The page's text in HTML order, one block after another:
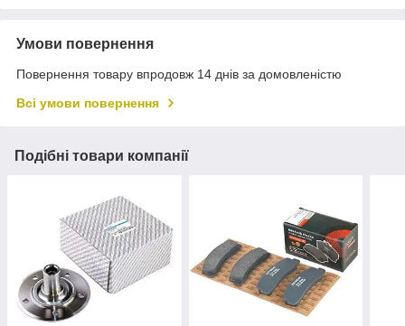
Умови повернення
Повернення товару впродовж 14 днів за домовленістю
Всі умови повернення
Подібні товари компанії